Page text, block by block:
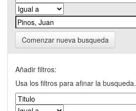
Comenzar nueva busqueda
Añadir filtros:
Usa los filtros para afinar la busqueda.